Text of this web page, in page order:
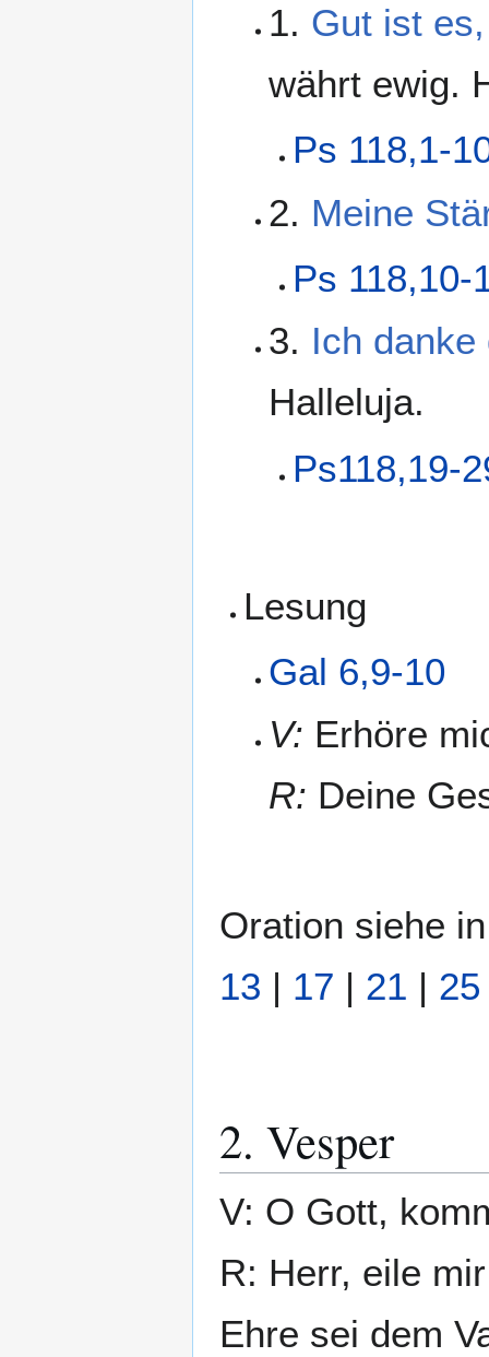
1. Gut ist
währt ewig.
Ps 118,1-
2. Meine
Ps 118,10-
3. Ich danke
Halleluja.
Ps118,19-
Lesung
Gal 6,9-10
V: Erhöre
R: Deine
Oration siehe
13 | 17 | 21 | 25
2. Vesper
V: O Gott,
R: Herr, eile
Ehre sei dem